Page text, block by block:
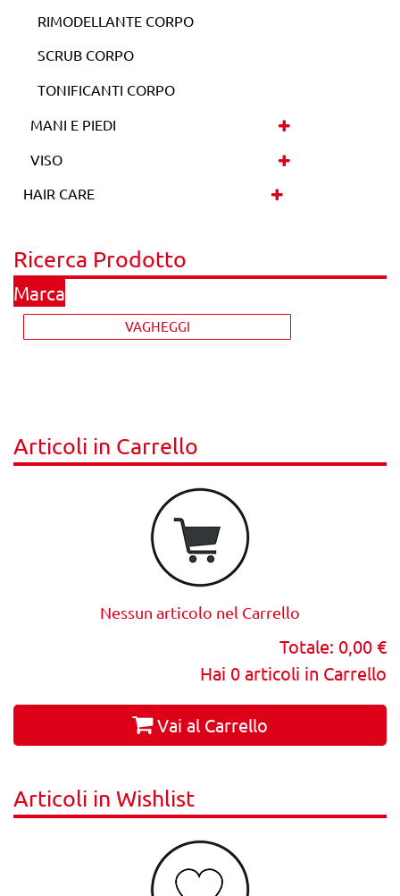
RIMODELLANTE CORPO
SCRUB CORPO
TONIFICANTI CORPO
MANI E PIEDI
VISO
HAIR CARE
Ricerca Prodotto
La modifica di un filtro aggiorna automaticamente gli altri
Marca
VAGHEGGI
Articoli in Carrello
Nessun articolo nel Carrello
Hai 0 articoli in Carrello
Totale: 0,00 €
Vai al Carrello
Articoli in Wishlist